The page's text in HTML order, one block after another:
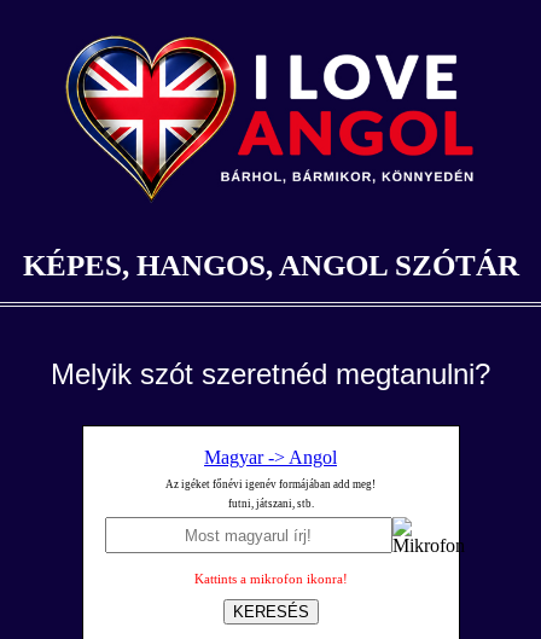
KÉPES, HANGOS, ANGOL SZÓTÁR
Melyik szót szeretnéd megtanulni?
Magyar -> Angol
Az igéket főnévi igenév formájában add meg!
futni, játszani, stb.
Kattints a mikrofon ikonra!
KERESÉS